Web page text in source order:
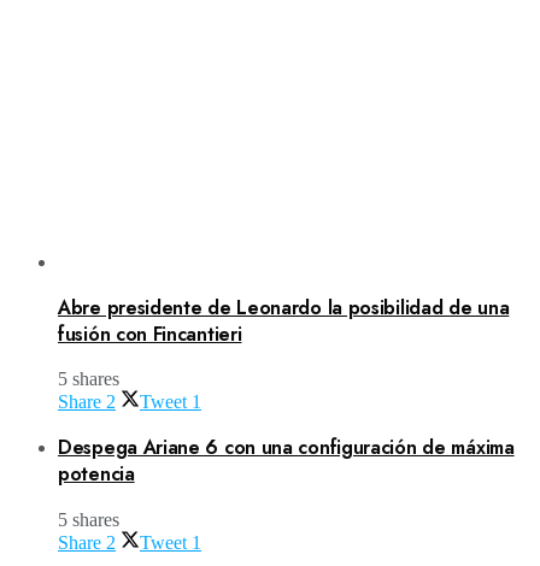
Abre presidente de Leonardo la posibilidad de una
fusión con Fincantieri
5 shares
Share 2 Tweet 1
Despega Ariane 6 con una configuración de máxima
potencia
5 shares
Share 2 Tweet 1